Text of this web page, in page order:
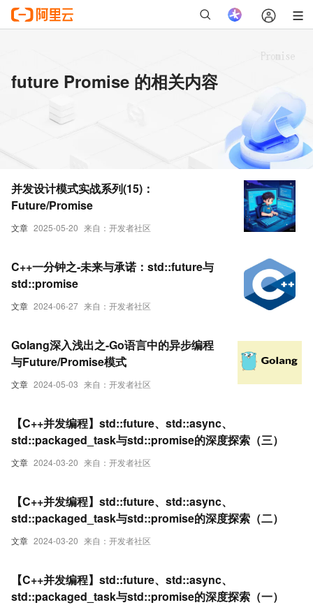
future Promise 的相关内容
文章 2025-05-20 来自：开发者社区
并发设计模式实战系列(15)：
Future/Promise
文章 2024-06-27 来自：开发者社区
C++一分钟之-未来与承诺：std::future与
std::promise
文章 2024-05-03 来自：开发者社区
Golang深入浅出之-Go语言中的异步编程
与Future/Promise模式
文章 2024-03-20 来自：开发者社区
【C++并发编程】std::future、std::async、
std::packaged_task与std::promise的深度探索（三）
文章 2024-03-20 来自：开发者社区
【C++并发编程】std::future、std::async、
std::packaged_task与std::promise的深度探索（二）
【C++并发编程】std::future、std::async、
std::packaged_task与std::promise的深度探索（一）